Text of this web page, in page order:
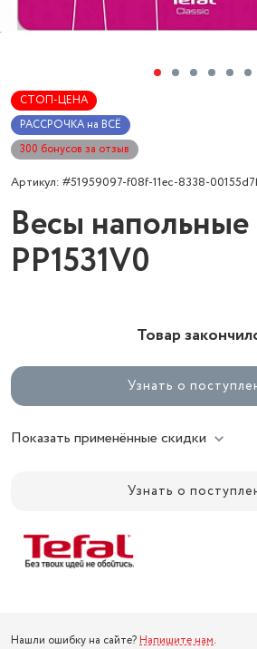
СТОП-ЦЕНА
РАССРОЧКА на ВСЁ
300 бонусов за отзыв
Артикул: #51959097-f08f-11ec-8338-
Весы
PP1531V0
Товар
Узнать о
Показать применённые скидки
Узнать о
Нашли ошибку на сайте? Напишите нам.